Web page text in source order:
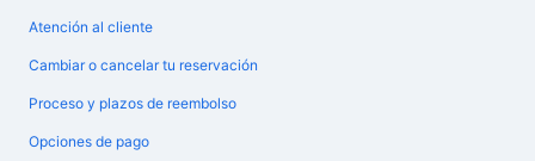
Atención al cliente
Cambiar o cancelar tu reservación
Proceso y plazos de reembolso
Opciones de pago